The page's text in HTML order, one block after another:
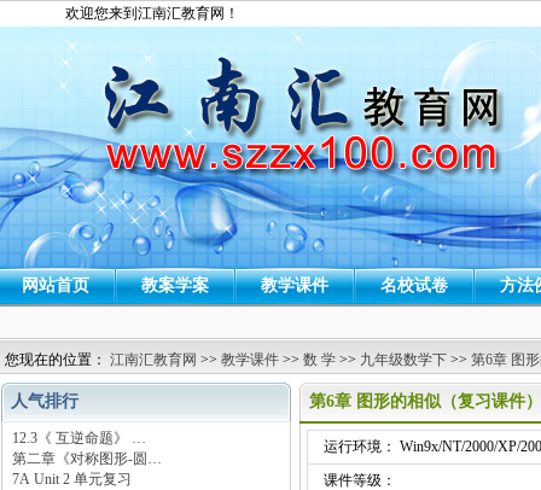
欢迎您来到江南汇教育网！
网站首页 教案学案 教学课件 名校试卷 方法
您现在的位置： 江南汇教育网 >> 教学课件 >> 数 学 >> 九年级数学下 >> 第6章 图
人气排行
12.3《 互逆命题》 …
第二章《对称图形-圆…
7A Unit 2 单元复习
第6章 图形的相似（复习课件）
运行环境： Win9x/NT/2000/XP/
课件等级：